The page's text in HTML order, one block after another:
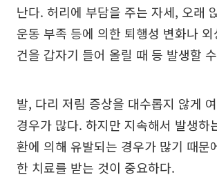
난다. 허리에 부담을 주는 자세, 오래
운동 부족 등에 의한 퇴행성 변화나
건을 갑자기 들어 올릴 때 등 발생할
발, 다리 저림 증상을 대수롭지 않게
경우가 많다. 하지만 지속해서 발생하
환에 의해 유발되는 경우가 많기 때문
한 치료를 받는 것이 중요하다.